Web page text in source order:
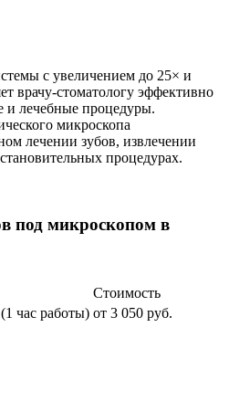
с увеличением до 25× и
врачу-стоматологу эффективно
и лечебные процедуры.
микроскопа
лечении зубов, извлечении
процедурах.
под микроскопом в
Стоимость
час работы) от 3 050 руб.